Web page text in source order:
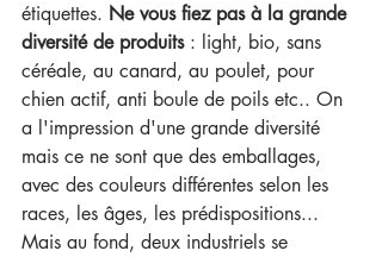
étiquettes. Ne vous fiez pas à la grande
diversité de produits : light, bio, sans
céréale, au canard, au poulet, pour
chien actif, anti boule de poils etc.. On
a l'impression d'une grande diversité
mais ce ne sont que des emballages,
avec des couleurs différentes selon les
races, les âges, les prédispositions...
Mais au fond, deux industriels se